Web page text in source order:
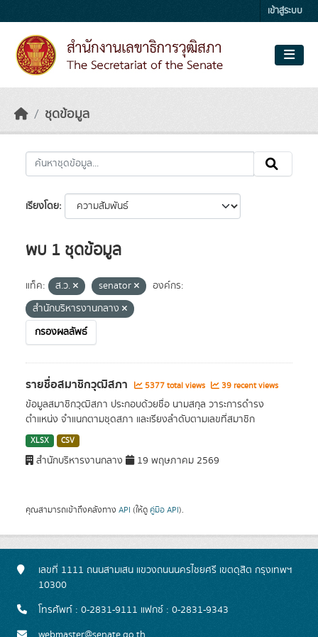
เข้าสู่ระบบ
ชุดข้อมูล
เรียงโดย
พบ 1 ชุดข้อมูล
แท็ค: ส.ว. senator
องค์กร:
สำนักบริหารงานกลาง
กรองผลลัพธ์
รายชื่อสมาชิกวุฒิสภา 5377 total views 39 recent views
ข้อมูลสมาชิกวุฒิสภา ประกอบด้วยชื่อ นามสกุล วาระการดำรง
ตำแหน่ง จำแนกตามชุดสภา และเรียงลำดับตามเลขที่สมาชิก
XLSX CSV
สำนักบริหารงานกลาง 19 พฤษภาคม 2569
คุณสามารถเข้าถึงคลังทาง API (ให้ดู คู่มือ API).
เลขที่ 1111 ถนนสามเสน แขวงถนนนครไชยศรี เขตดุสิต กรุงเทพฯ
10300
โทรศัพท์ : 0-2831-9111 แฟกซ์ : 0-2831-9343